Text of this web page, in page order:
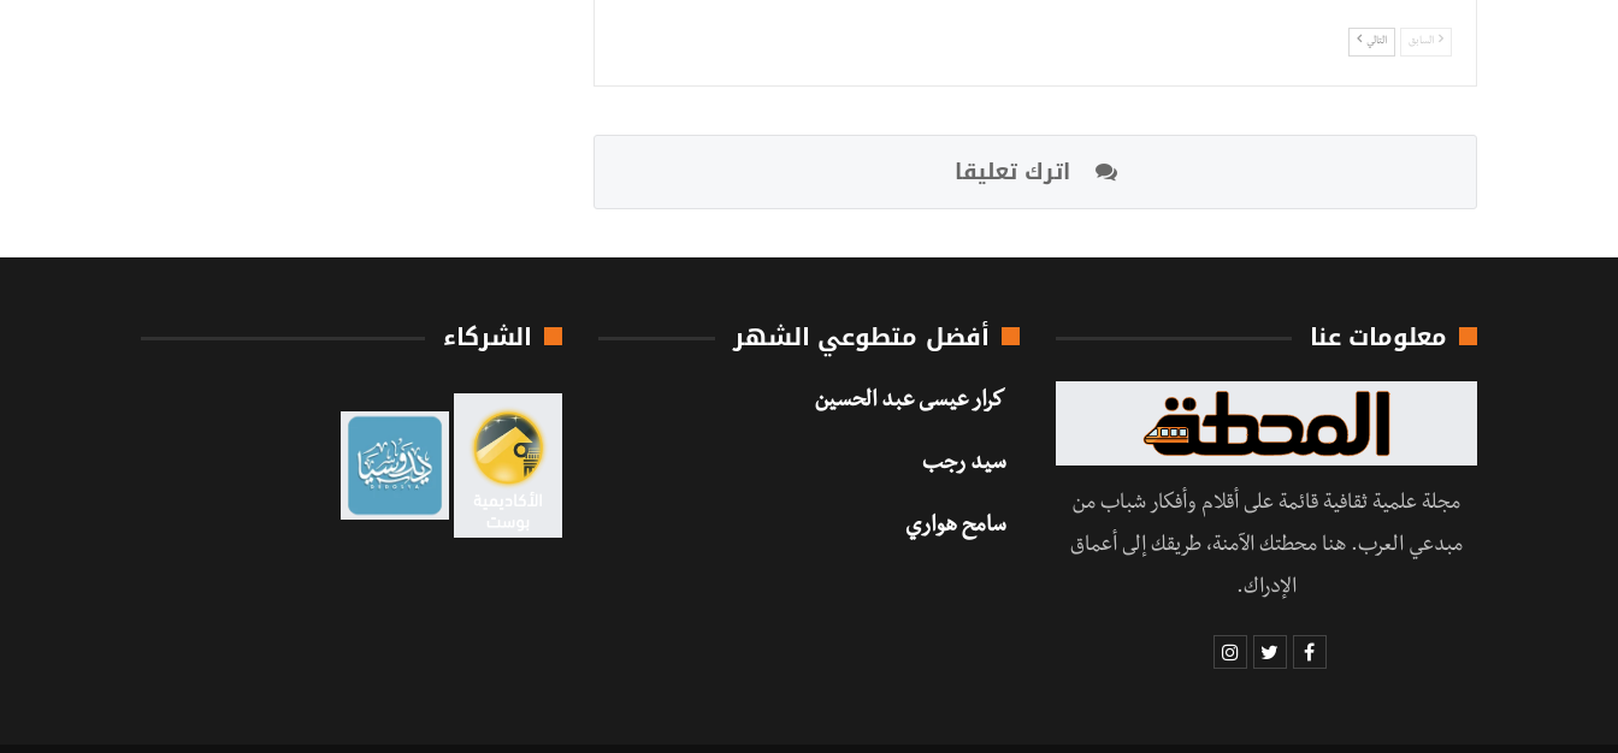
السابق التالي
اترك تعليقا
معلومات عنا
مجلة علمية ثقافية قائمة على أقلام وأفكار شباب من
مبدعي العرب. هنا محطتك الآمنة، طريقك إلى أعماق
الإدراك.
أفضل متطوعي الشهر
كرار عيسى عبد الحسين
سيد رجب
سامح هواري
الشركاء